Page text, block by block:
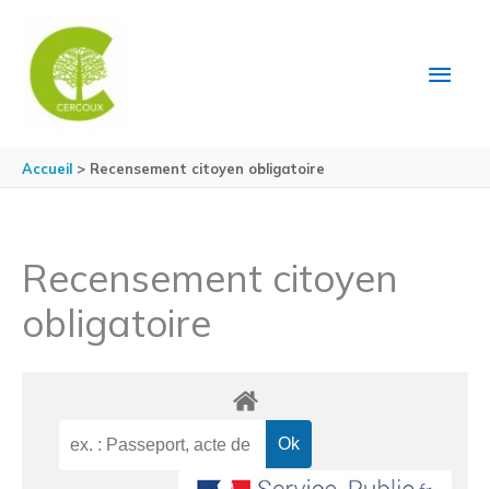
Accueil Recensement citoyen obligatoire
Recensement citoyen
obligatoire